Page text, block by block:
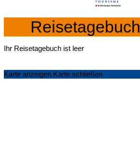
Reisetagebuch
Ihr Reisetagebuch ist leer
Karte anzeigen Karte schließen